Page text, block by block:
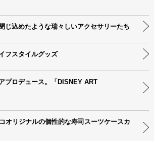
じ込めたような瑞々しいアクセサリーたち
フスタイルグッズ
プロデュース。「DISNEY ART
オリジナルの個性的な寿司スーツケースカ